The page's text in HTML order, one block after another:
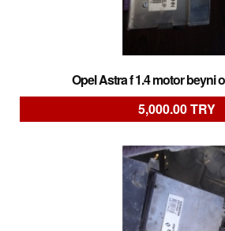
Opel Astra f 1.4 motor beyni
5,000.00 TRY